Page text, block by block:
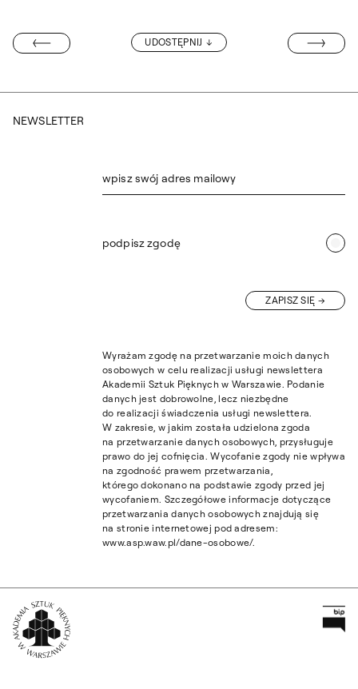
UDOSTĘPNIJ
JESTEŚMY
UNIFEST. 2025
NEWSLETTER
wpisz swój adres mailowy
podpisz zgodę
ZAPISZ SIĘ
Wyrażam zgodę na przetwarzanie moich danych
osobowych w celu realizacji usługi newslettera
Akademii Sztuk Pięknych w Warszawie. Podanie
danych jest dobrowolne, lecz niezbędne
do realizacji świadczenia usługi newslettera.
W zakresie, w jakim została udzielona zgoda
na przetwarzanie danych osobowych, przysługuje
prawo do jej cofnięcia. Wycofanie zgody nie wpływa
na zgodność prawem przetwarzania,
którego dokonano na podstawie zgody przed jej
wycofaniem. Szczegółowe informacje dotyczące
przetwarzania danych osobowych znajdują się
na stronie internetowej pod adresem:
www.asp.waw.pl/dane-osobowe/.